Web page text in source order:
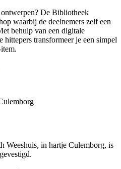
De Bibliotheek
waarbij de deelnemers zelf een
behulp van een digitale
transformeer je een simpel
Weeshuis, in hartje Culemborg, is